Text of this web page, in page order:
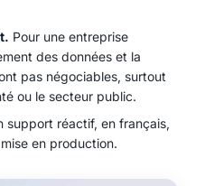
Pour une entreprise
des données et la
pas négociables, surtout
ou le secteur public.
support réactif, en français,
en production.